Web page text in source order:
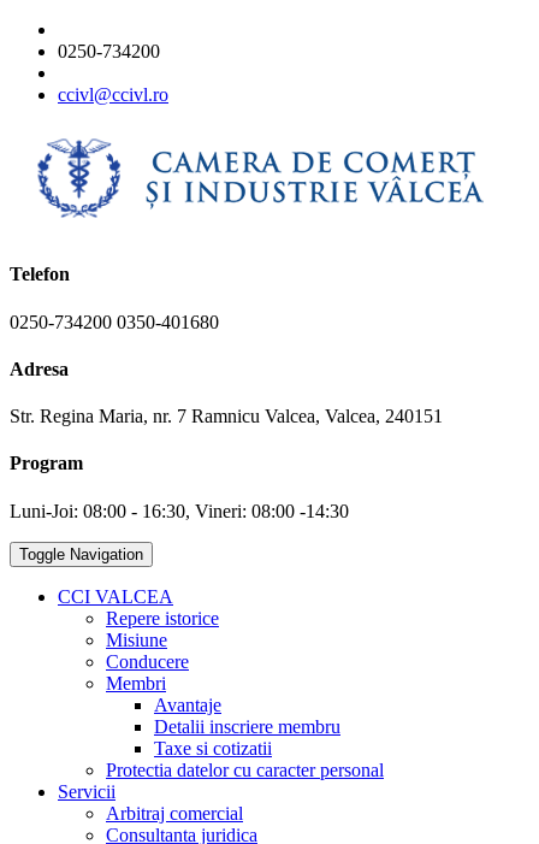
0250-734200
ccivl@ccivl.ro
Telefon
0250-734200 0350-401680
Adresa
Str. Regina Maria, nr. 7 Ramnicu Valcea, Valcea, 240151
Program
Luni-Joi: 08:00 - 16:30, Vineri: 08:00 -14:30
Toggle Navigation
CCI VALCEA
Repere istorice
Misiune
Conducere
Membri
Avantaje
Detalii inscriere membru
Taxe si cotizatii
Protectia datelor cu caracter personal
Servicii
Arbitraj comercial
Consultanta juridica